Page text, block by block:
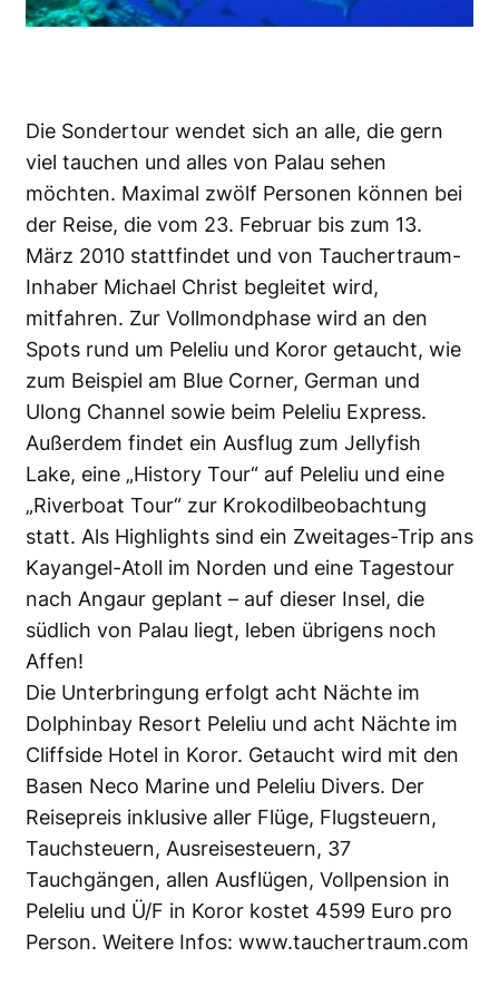
Die Sondertour wendet sich an alle, die gern
viel tauchen und alles von Palau sehen
möchten. Maximal zwölf Personen können bei
der Reise, die vom 23. Februar bis zum 13.
März 2010 stattfindet und von Tauchertraum-
Inhaber Michael Christ begleitet wird,
mitfahren. Zur Vollmondphase wird an den
Spots rund um Peleliu und Koror getaucht, wie
zum Beispiel am Blue Corner, German und
Ulong Channel sowie beim Peleliu Express.
Außerdem findet ein Ausflug zum Jellyfish
Lake, eine „History Tour“ auf Peleliu und eine
„Riverboat Tour“ zur Krokodilbeobachtung
statt. Als Highlights sind ein Zweitages-Trip ans
Kayangel-Atoll im Norden und eine Tagestour
nach Angaur geplant – auf dieser Insel, die
südlich von Palau liegt, leben übrigens noch
Affen!
Die Unterbringung erfolgt acht Nächte im
Dolphinbay Resort Peleliu und acht Nächte im
Cliffside Hotel in Koror. Getaucht wird mit den
Basen Neco Marine und Peleliu Divers. Der
Reisepreis inklusive aller Flüge, Flugsteuern,
Tauchsteuern, Ausreisesteuern, 37
Tauchgängen, allen Ausflügen, Vollpension in
Peleliu und Ü/F in Koror kostet 4599 Euro pro
Person. Weitere Infos: www.tauchertraum.com